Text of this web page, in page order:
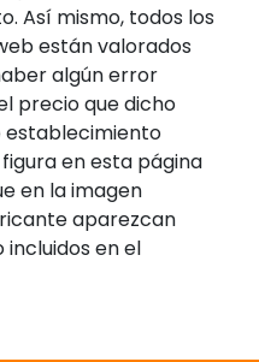
Así mismo, todos los
están valorados
algún error
precio que dicho
en esta página
en la imagen
aparezcan
en el